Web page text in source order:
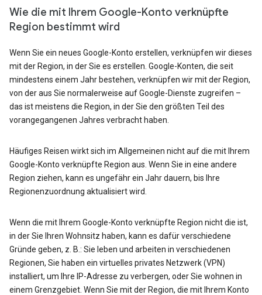
Wie die mit Ihrem Google-Konto verknüpfte
Region bestimmt wird
Wenn Sie ein neues Google-Konto erstellen, verknüpfen wir dieses
mit der Region, in der Sie es erstellen. Google-Konten, die seit
mindestens einem Jahr bestehen, verknüpfen wir mit der Region,
von der aus Sie normalerweise auf Google-Dienste zugreifen –
das ist meistens die Region, in der Sie den größten Teil des
vorangegangenen Jahres verbracht haben.
Häufiges Reisen wirkt sich im Allgemeinen nicht auf die mit Ihrem
Google-Konto verknüpfte Region aus. Wenn Sie in eine andere
Region ziehen, kann es ungefähr ein Jahr dauern, bis Ihre
Regionenzuordnung aktualisiert wird.
Wenn die mit Ihrem Google-Konto verknüpfte Region nicht die ist,
in der Sie Ihren Wohnsitz haben, kann es dafür verschiedene
Gründe geben, z. B.: Sie leben und arbeiten in verschiedenen
Regionen, Sie haben ein virtuelles privates Netzwerk (VPN)
installiert, um Ihre IP-Adresse zu verbergen, oder Sie wohnen in
einem Grenzgebiet. Wenn Sie mit der Region, die mit Ihrem Konto